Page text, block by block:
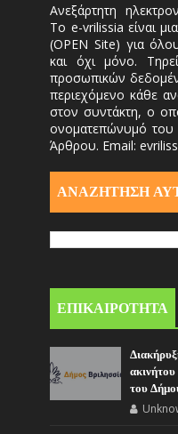
Ανεξάρτητη
Το e-vrilissia είναι
(OPEN Site) για
και όχι μόνο.
προσωπικών
περιεχόμενο κάθε
στον συντάκτη, ο
ονοματεπώνυμό
Άρθρου. Email:
ΑΝΑΖΗΤΗΣΗ
ΕΠΙΚΑΙΡΟΤΗΤΑ
του